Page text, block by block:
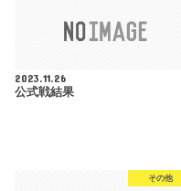
2023.11.26
公式戦結果
その他